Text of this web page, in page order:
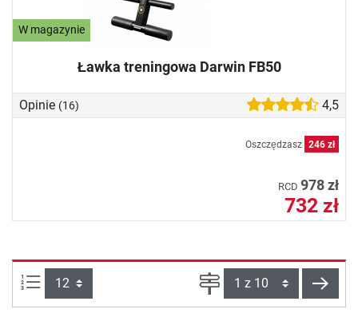
W magazynie
Ławka treningowa Darwin FB50
Opinie (16) 4,5
Oszczędzasz 246 zł
RCD 978 zł
732 zł
Ilości produktów na stronie: Strona Dalej